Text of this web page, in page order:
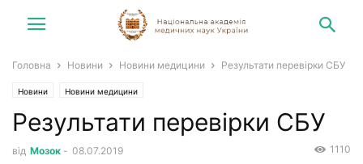
Головна Новини Новини медицини Результати перевірки СБУ
Новини Новини медицини
Результати перевірки СБУ
від Мозок - 08.07.2019 1110